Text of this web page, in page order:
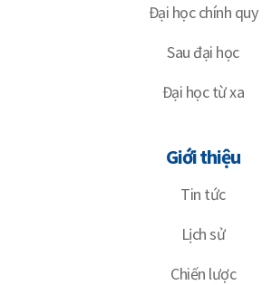
Đại học chính quy
Sau đại học
Đại học từ xa
Giới thiệu
Tin tức
Lịch sử
Chiến lược